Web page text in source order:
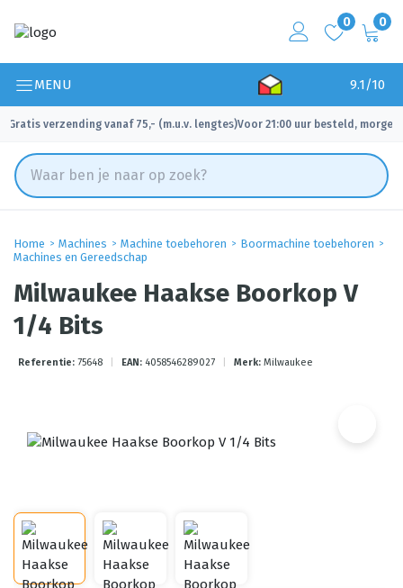
0 0
MENU 9.1/10
Gratis verzending vanaf 75,- (m.u.v. lengtes)
✓ Voor 21:00 uur besteld, morgen
Home Machines Machine toebehoren
Boormachine toebehoren
Machines en Gereedschap
Milwaukee Haakse Boorkop V
1/4 Bits
Referentie: 75648 EAN: 4058546289027 Merk: Milwaukee